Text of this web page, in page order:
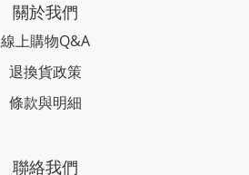
關於我們
線上購物Q&A
退換貨政策
條款與明細
聯絡我們